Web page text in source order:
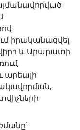
իրականացվել
և Արարատի
արեալի